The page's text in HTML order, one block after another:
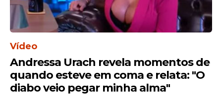
Vídeo
Andressa Urach revela momentos de
quando esteve em coma e relata: "O
diabo veio pegar minha alma"